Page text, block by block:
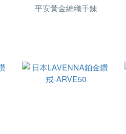
平安黃金編織手鍊